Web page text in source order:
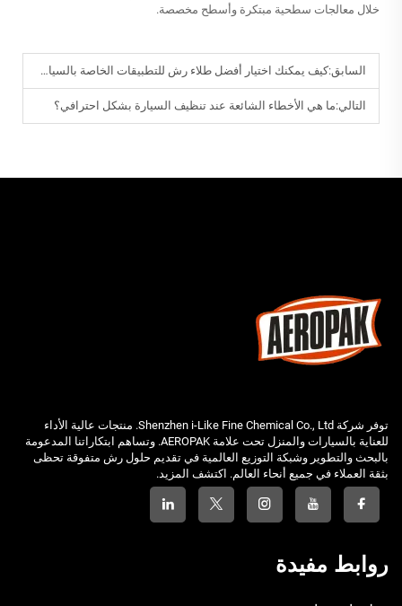
خلال معالجات سطحية مبتكرة وأسطح مخصصة.
السابق:كيف يمكنك اختيار أفضل طلاء رش للتطبيقات الخاصة بالسيارات والصناعات؟
التالي:ما هي الأخطاء الشائعة عند تنظيف السيارة بشكل احترافي؟
توفر شركة Shenzhen i-Like Fine Chemical Co., Ltd. منتجات عالية الأداء
للعناية بالسيارات والمنزل تحت علامة AEROPAK. وتساهم ابتكاراتنا المدعومة
بالبحث والتطوير وشبكة التوزيع العالمية في تقديم حلول رش متفوقة تحظى
بثقة العملاء في جميع أنحاء العالم. اكتشف المزيد.
روابط مفيدة